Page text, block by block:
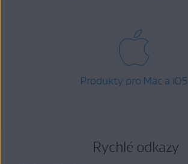
Produkty pro Mac a iOS
Rychlé odkazy